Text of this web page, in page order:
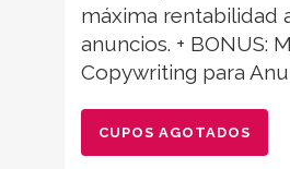
máxima rentabilidad
anuncios. + BONUS:
Copywriting para
CUPOS AGOTADOS